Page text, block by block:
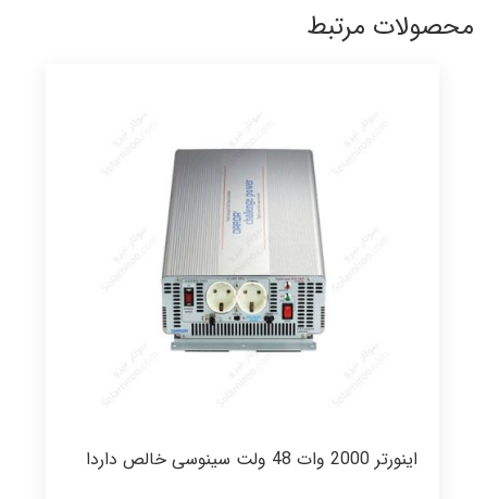
محصولات مرتبط
اینورتر 2000 وات 48 ولت سینوسی خالص داردا